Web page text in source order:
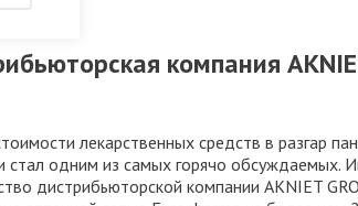
компания
лекарственных средств в разгар
стал одним из самых горячо обсуждаемых.
дистрибьюторской компании AKNIET